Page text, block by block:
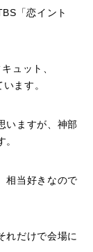
「恋イント
ュット、
ます。
いますが、神部
相当好きなので
れだけで会場に